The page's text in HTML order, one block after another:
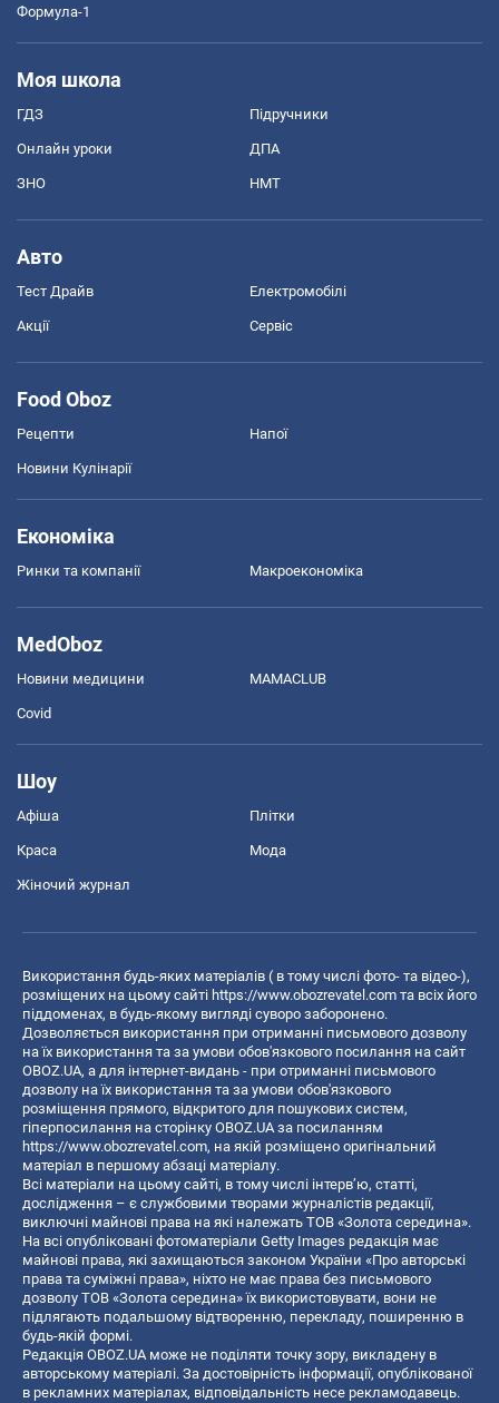
Формула-1
Моя школа
ГДЗ Підручники
Онлайн уроки ДПА
ЗНО НМТ
Авто
Тест Драйв Електромобілі
Акції Сервіс
Food Oboz
Рецепти Напої
Новини Кулінарії
Економіка
Ринки та компанії Макроекономіка
MedOboz
Новини медицини MAMACLUB
Covid
Шоу
Афіша Плітки
Краса Мода
Жіночий журнал
Використання будь-яких матеріалів ( в тому числі фото- та відео-),
розміщених на цьому сайті https://www.obozrevatel.com та всіх його
піддоменах, в будь-якому вигляді суворо заборонено.
Дозволяється використання при отриманні письмового дозволу
на їх використання та за умови обов'язкового посилання на сайт
OBOZ.UA, а для інтернет-видань - при отриманні письмового
дозволу на їх використання та за умови обов'язкового
розміщення прямого, відкритого для пошукових систем,
гіперпосилання на сторінку OBOZ.UA за посиланням
https://www.obozrevatel.com, на якій розміщено оригінальний
матеріал в першому абзаці матеріалу.
Всі матеріали на цьому сайті, в тому числі інтерв’ю, статті,
дослідження – є службовими творами журналістів редакції,
виключні майнові права на які належать ТОВ «Золота середина».
На всі опубліковані фотоматеріали Getty Images редакція має
майнові права, які захищаються законом України «Про авторські
права та суміжні права», ніхто не має права без письмового
дозволу ТОВ «Золота середина» їх використовувати, вони не
підлягають подальшому відтворенню, перекладу, поширенню в
будь-якій формі.
Редакція OBOZ.UA може не поділяти точку зору, викладену в
авторському матеріалі. За достовірність інформації, опублікованої
в рекламних матеріалах, відповідальність несе рекламодавець.